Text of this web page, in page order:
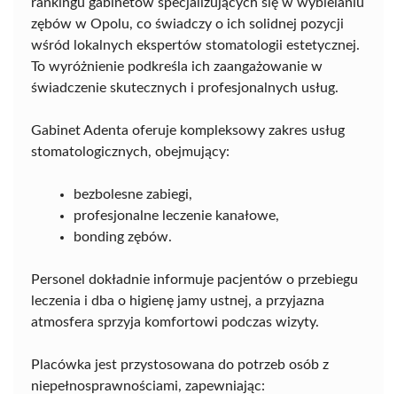
zębów w Opolu, co świadczy o ich solidnej pozycji
wśród lokalnych ekspertów stomatologii estetycznej.
To wyróżnienie podkreśla ich zaangażowanie w
świadczenie skutecznych i profesjonalnych usług.
Gabinet Adenta oferuje kompleksowy zakres usług
stomatologicznych, obejmujący:
bezbolesne zabiegi,
profesjonalne leczenie kanałowe,
bonding zębów.
Personel dokładnie informuje pacjentów o przebiegu
leczenia i dba o higienę jamy ustnej, a przyjazna
atmosfera sprzyja komfortowi podczas wizyty.
Placówka jest przystosowana do potrzeb osób z
niepełnosprawnościami, zapewniając: